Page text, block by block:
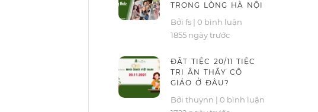
TRONG LÒNG HÀ NỘI
Bởi fs | 0 bình luận
1855 ngày trước
ĐẶT TIỆC 20/11 TIỆC
TRI ÂN THẦY CÔ
GIÁO Ở ĐÂU?
Bởi thuynn | 0 bình luận